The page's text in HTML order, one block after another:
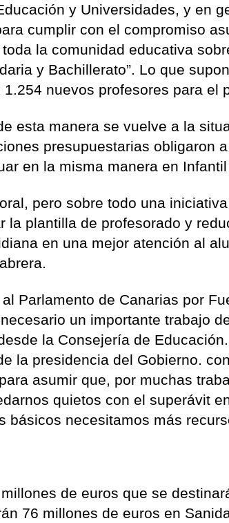
y Universidades, y en
cumplir con el compromiso
la comunidad educativa
y Bachillerato”. Lo que
nuevos profesores para el
esta manera se vuelve a la
presupuestarias obligaron
en la misma manera en Infantil
pero sobre todo una
la plantilla de profesorado y
en una mejor atención al
Parlamento de Canarias por
un importante trabajo
la Consejería de
la presidencia del Gobierno.
asumir que, por muchas
quietos con el superávit
básicos necesitamos más
de euros que se
76 millones de euros en